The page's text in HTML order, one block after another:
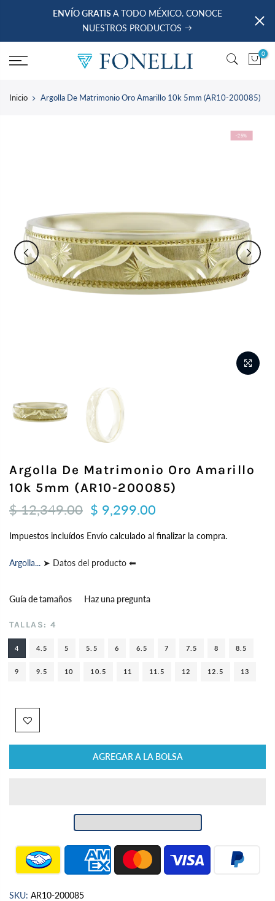
ENVÍO GRATIS A TODO MÉXICO. CONOCE
NUESTROS PRODUCTOS
0
Inicio Argolla De Matrimonio Oro Amarillo 10k 5mm (AR10-200085)
-25%
Argolla De Matrimonio Oro Amarillo
10k 5mm (AR10-200085)
$ 12,349.00 $ 9,299.00
Impuestos incluídos Envío calculado al finalizar la compra.
Argolla... ➤ Datos del producto ⬅
Guía de tamaños Haz una pregunta
TALLAS: 4
4 4.5 5 5.5 6 6.5 7 7.5 8 8.5
9 9.5 10 10.5 11 11.5 12 12.5 13
AGREGAR A LA BOLSA
SKU: AR10-200085